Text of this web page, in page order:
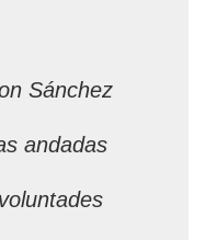
Sánchez
andadas